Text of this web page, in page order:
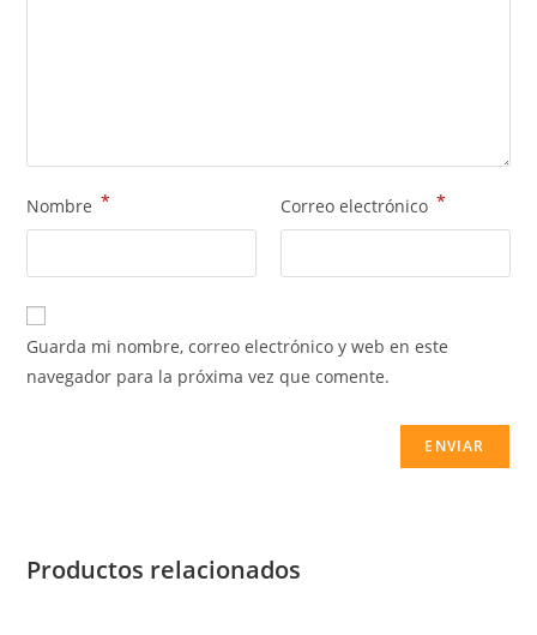
Nombre * Correo electrónico *
Guarda mi nombre, correo electrónico y web en este
navegador para la próxima vez que comente.
Productos relacionados